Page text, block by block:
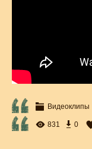
Видеоклипы
831 0